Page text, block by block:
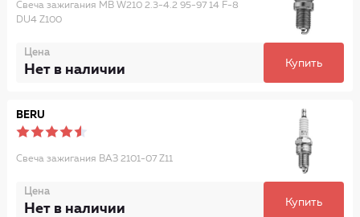
Свеча зажигания MB W210 2.3-4.2 95-97 14 F-8
DU4 Z100
Цена
Нет в наличии Купить
BERU
Свеча зажигания ВАЗ 2101-07 Z11
Цена
Нет в наличии Купить